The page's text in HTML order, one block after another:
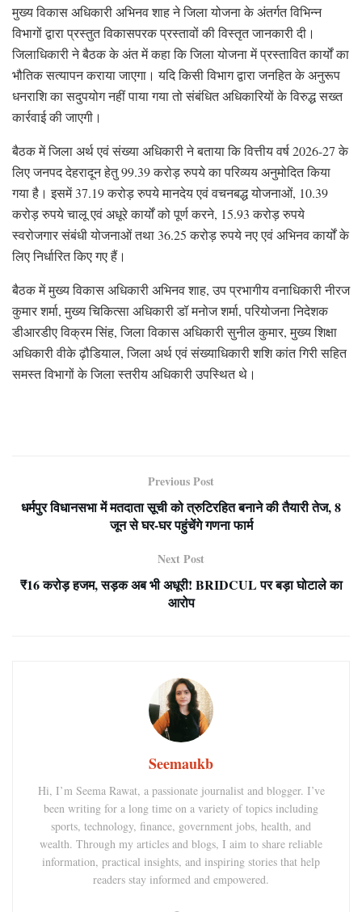
मुख्य विकास अधिकारी अभिनव शाह ने जिला योजना के अंतर्गत विभिन्न
विभागों द्वारा प्रस्तुत विकासपरक प्रस्तावों की विस्तृत जानकारी दी।
जिलाधिकारी ने बैठक के अंत में कहा कि जिला योजना में प्रस्तावित कार्यों का
भौतिक सत्यापन कराया जाएगा। यदि किसी विभाग द्वारा जनहित के अनुरूप
धनराशि का सदुपयोग नहीं पाया गया तो संबंधित अधिकारियों के विरुद्ध सख्त
कार्रवाई की जाएगी।
बैठक में जिला अर्थ एवं संख्या अधिकारी ने बताया कि वित्तीय वर्ष 2026-27 के
लिए जनपद देहरादून हेतु 99.39 करोड़ रुपये का परिव्यय अनुमोदित किया
गया है। इसमें 37.19 करोड़ रुपये मानदेय एवं वचनबद्ध योजनाओं, 10.39
करोड़ रुपये चालू एवं अधूरे कार्यों को पूर्ण करने, 15.93 करोड़ रुपये
स्वरोजगार संबंधी योजनाओं तथा 36.25 करोड़ रुपये नए एवं अभिनव कार्यों के
लिए निर्धारित किए गए हैं।
बैठक में मुख्य विकास अधिकारी अभिनव शाह, उप प्रभागीय वनाधिकारी नीरज
कुमार शर्मा, मुख्य चिकित्सा अधिकारी डॉ मनोज शर्मा, परियोजना निदेशक
डीआरडीए विक्रम सिंह, जिला विकास अधिकारी सुनील कुमार, मुख्य शिक्षा
अधिकारी वीके ढ़ौडियाल, जिला अर्थ एवं संख्याधिकारी शशि कांत गिरी सहित
समस्त विभागों के जिला स्तरीय अधिकारी उपस्थित थे।
Previous Post
धर्मपुर विधानसभा में मतदाता सूची को त्रुटिरहित बनाने की तैयारी तेज, 8
जून से घर-घर पहुंचेंगे गणना फार्म
Next Post
₹16 करोड़ हजम, सड़क अब भी अधूरी! BRIDCUL पर बड़ा घोटाले का
आरोप
Seemaukb
Hi, I’m Seema Rawat, a passionate journalist and blogger. I’ve
been writing for a long time on a variety of topics including
sports, technology, finance, government jobs, health, and
wealth. Through my articles and blogs, I aim to share reliable
information, practical insights, and inspiring stories that help
readers stay informed and empowered.